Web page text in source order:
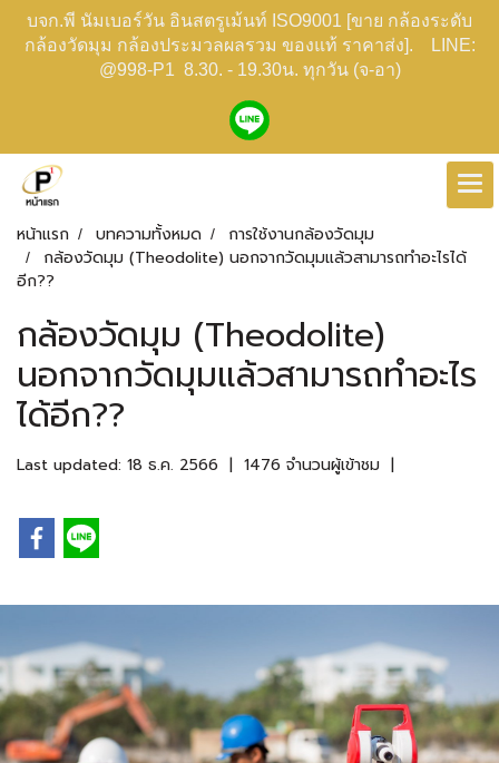
บจก.พี นัมเบอร์วัน อินสตรูเม้นท์ ISO9001 [ขาย กล้องระดับ
กล้องวัดมุม กล้องประมวลผลรวม ของแท้ ราคาส่ง]. LINE:
@998-P1 8.30. - 19.30น. ทุกวัน (จ-อา)
หน้าแรก บทความทั้งหมด
การใช้งานกล้องวัดมุม
กล้องวัดมุม (Theodolite) นอกจากวัดมุมแล้วสามารถทำอะไรได้
อีก??
กล้องวัดมุม (Theodolite)
นอกจากวัดมุมแล้วสามารถทำอะไร
ได้อีก??
Last updated: 18 ธ.ค. 2566 | 1476 จำนวนผู้เข้าชม |